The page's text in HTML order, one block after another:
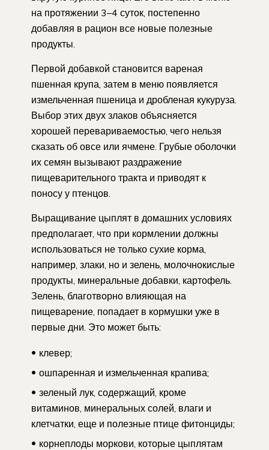
на протяжении 3–4 суток, постепенно
добавляя в рацион все новые полезные
продукты.
Первой добавкой становится вареная
пшенная крупа, затем в меню появляется
измельченная пшеница и дробленая кукуруза.
Выбор этих двух злаков объясняется
хорошей перевариваемостью, чего нельзя
сказать об овсе или ячмене. Грубые оболочки
их семян вызывают раздражение
пищеварительного тракта и приводят к
поносу у птенцов.
Выращивание цыплят в домашних условиях
предполагает, что при кормлении должны
использоваться не только сухие корма,
например, злаки, но и зелень, молочнокислые
продукты, минеральные добавки, картофель.
Зелень, благотворно влияющая на
пищеварение, попадает в кормушки уже в
первые дни. Это может быть:
клевер;
ошпаренная и измельченная крапива;
зеленый лук, содержащий, кроме
витаминов, минеральных солей, влаги и
клетчатки, еще и полезные птице фитонциды;
корнеплоды моркови, которые цыплятам